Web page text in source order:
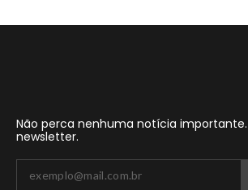
Não perca nenhuma notícia importante.
newsletter.